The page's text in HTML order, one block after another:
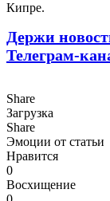
Кипре.
Держи
Телеграм-
Share
Загрузка
Share
Эмоции от статьи
Нравится
0
Восхищение